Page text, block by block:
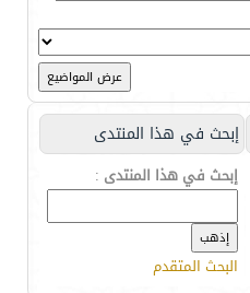
إبحث في هذا المنتدى
إبحث في هذا المنتدى :
البحث المتقدم